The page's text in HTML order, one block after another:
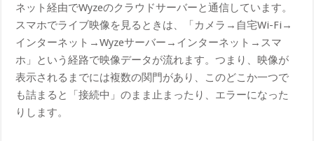
ネット経由でWyzeのクラウドサーバーと通信しています。
スマホでライブ映像を見るときは、「カメラ→自宅Wi-Fi→
インターネット→Wyzeサーバー→インターネット→スマ
ホ」という経路で映像データが流れます。つまり、映像が
表示されるまでには複数の関門があり、このどこか一つで
も詰まると「接続中」のまま止まったり、エラーになった
りします。